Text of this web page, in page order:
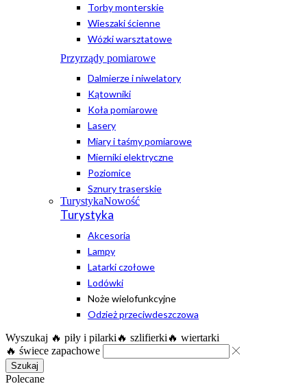
Torby monterskie
Wieszaki ścienne
Wózki warsztatowe
Przyrządy pomiarowe
Dalmierze i niwelatory
Kątowniki
Koła pomiarowe
Lasery
Miary i taśmy pomiarowe
Mierniki elektryczne
Poziomice
Sznury traserskie
TurystykaNowość
Turystyka
Akcesoria
Lampy
Latarki czołowe
Lodówki
Noże wielofunkcyjne
Odzież przeciwdeszczowa
Wyszukaj 🔥 piły i pilarki 🔥 szlifierki 🔥 wiertarki
🔥 świece zapachowe
Szukaj
Polecane